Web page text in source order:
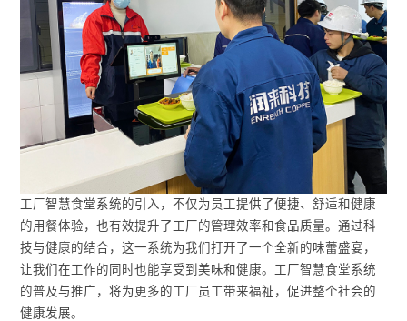
工厂智慧食堂系统的引入，不仅为员工提供了便捷、舒适和健康
的用餐体验，也有效提升了工厂的管理效率和食品质量。通过科
技与健康的结合，这一系统为我们打开了一个全新的味蕾盛宴，
让我们在工作的同时也能享受到美味和健康。工厂智慧食堂系统
的普及与推广，将为更多的工厂员工带来福祉，促进整个社会的
健康发展。